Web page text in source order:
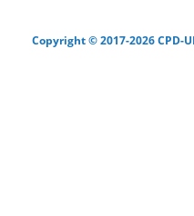
Copyright © 2017-2026 CPD-